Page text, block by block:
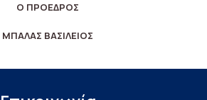
Ο ΠΡΟΕΔΡΟΣ
ΜΠΑΛΑΣ ΒΑΣΙΛΕΙΟΣ